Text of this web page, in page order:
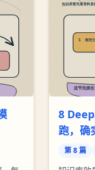
8
跑，确
第8篇